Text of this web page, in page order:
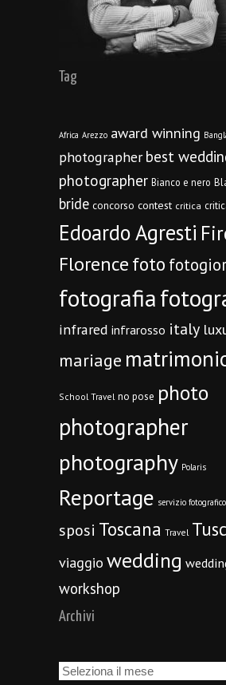
Tag
Africa Arezzo award winning
photographer best
photographer Bianco e nero
bride concorso contest critica
Edoardo Agresti
Florencefoto
fotografia
infrared infrarosso italy
mariage
School Travel no pose photo
photographer
photography Polaris
Reportage servizio fotografico
sposi Toscana Travel
viaggio wedding
workshop
Archivi
Archivi